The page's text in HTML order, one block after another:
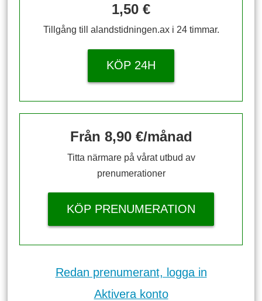
1,50 €
Tillgång till alandstidningen.ax i 24 timmar.
KÖP 24H
Från 8,90 €/månad
Titta närmare på vårat utbud av
prenumerationer
KÖP PRENUMERATION
Redan prenumerant, logga in
Aktivera konto